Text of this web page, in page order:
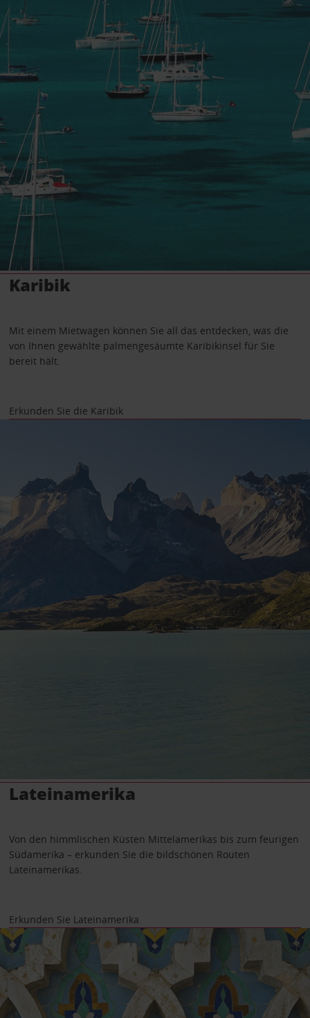
Karibik
Mit einem Mietwagen können Sie all das entdecken, was die
von Ihnen gewählte palmengesäumte Karibikinsel für Sie
bereit hält.
Erkunden Sie die Karibik
Lateinamerika
Von den himmlischen Küsten Mittelamerikas bis zum feurigen
Südamerika – erkunden Sie die bildschönen Routen
Lateinamerikas.
Erkunden Sie Lateinamerika